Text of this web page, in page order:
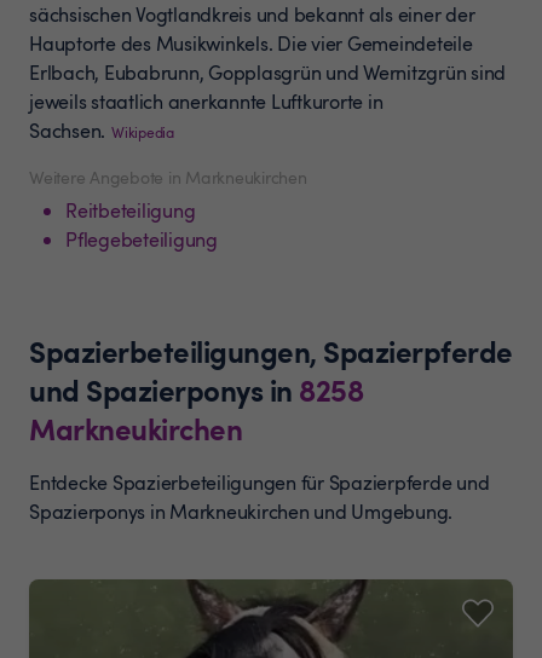
Weitere Angebote in Markneukirchen
Reitbeteiligung
Pflegebeteiligung
sächsischen Vogtlandkreis und bekannt als einer der
Hauptorte des Musikwinkels. Die vier Gemeindeteile
Erlbach, Eubabrunn, Gopplasgrün und Wernitzgrün sind
jeweils staatlich anerkannte Luftkurorte in
Sachsen. Wikipedia
Spazierbeteiligungen, Spazierpferde
und Spazierponys in 8258
Markneukirchen
Entdecke Spazierbeteiligungen für Spazierpferde und
Spazierponys in Markneukirchen und Umgebung.